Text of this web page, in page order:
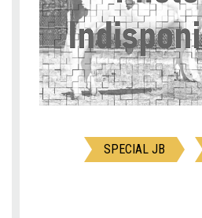
SPECIAL JB